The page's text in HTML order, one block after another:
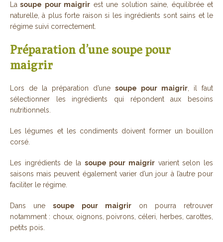
La soupe pour maigrir est une solution saine, équilibrée et
naturelle, à plus forte raison si les ingrédients sont sains et le
régime suivi correctement.
Préparation d’une soupe pour
maigrir
Lors de la préparation d’une soupe pour maigrir, il faut
sélectionner les ingrédients qui répondent aux besoins
nutritionnels.
Les légumes et les condiments doivent former un bouillon
corsé.
Les ingrédients de la soupe pour maigrir varient selon les
saisons mais peuvent également varier d’un jour à l’autre pour
faciliter le régime.
Dans une soupe pour maigrir on pourra retrouver
notamment : choux, oignons, poivrons, céleri, herbes, carottes,
petits pois.